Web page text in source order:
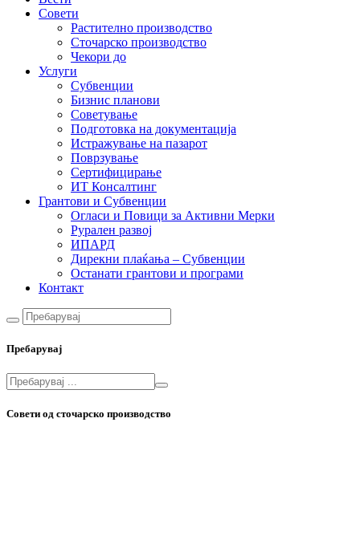
Совети
Растително производство
Сточарско производство
Чекори до
Услуги
Субвенции
Бизнис планови
Советување
Подготовка на документација
Истражување на пазарот
Поврзување
Сертифицирање
ИТ Консалтинг
Грантови и Субвенции
Огласи и Повици за Активни Мерки
Рурален развој
ИПАРД
Дирекни плаќања – Субвенции
Останати грантови и програми
Контакт
Пребарувај
Совети од сточарско производство